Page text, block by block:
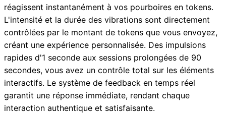
réagissent instantanément à vos pourboires en tokens.
L'intensité et la durée des vibrations sont directement
contrôlées par le montant de tokens que vous envoyez,
créant une expérience personnalisée. Des impulsions
rapides d'1 seconde aux sessions prolongées de 90
secondes, vous avez un contrôle total sur les éléments
interactifs. Le système de feedback en temps réel
garantit une réponse immédiate, rendant chaque
interaction authentique et satisfaisante.